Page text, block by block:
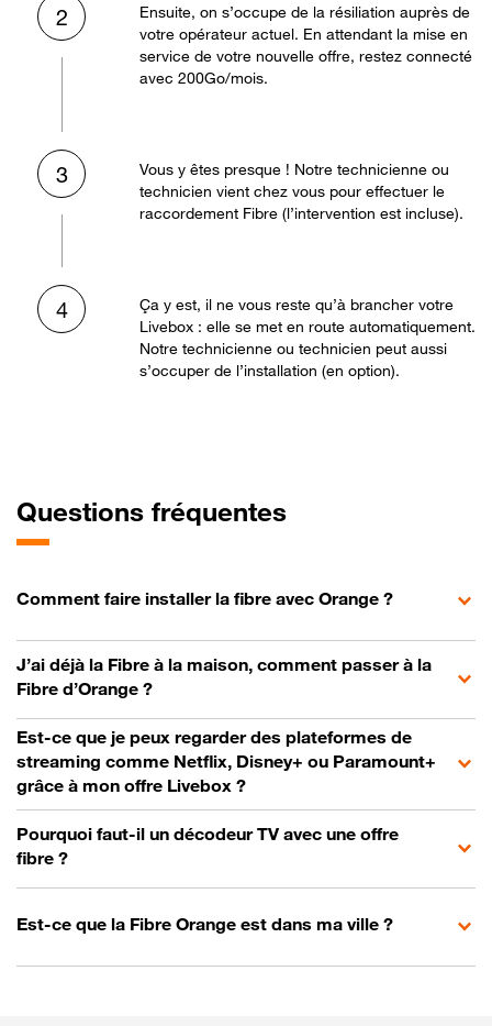
2
Ensuite, on s’occupe de la résiliation auprès de
votre opérateur actuel. En attendant la mise en
service de votre nouvelle offre, restez connecté
avec 200Go/mois.
3
Vous y êtes presque ! Notre technicienne ou
technicien vient chez vous pour effectuer le
raccordement Fibre (l’intervention est incluse).
4
Ça y est, il ne vous reste qu’à brancher votre
Livebox : elle se met en route automatiquement.
Notre technicienne ou technicien peut aussi
s’occuper de l’installation (en option).
Questions fréquentes
Comment faire installer la fibre avec Orange ?
J’ai déjà la Fibre à la maison, comment passer à la
Fibre d’Orange ?
Est-ce que je peux regarder des plateformes de
streaming comme Netflix, Disney+ ou Paramount+
grâce à mon offre Livebox ?
Pourquoi faut-il un décodeur TV avec une offre
fibre ?
Est-ce que la Fibre Orange est dans ma ville ?